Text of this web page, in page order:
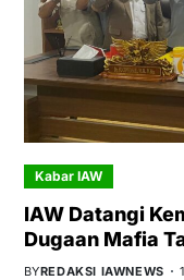
Kabar IAW
IAW Datangi
Dugaan Mafia
BYREDAKSI IAWNEWS